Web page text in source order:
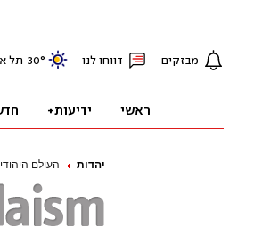
יהדות העולם היהודי